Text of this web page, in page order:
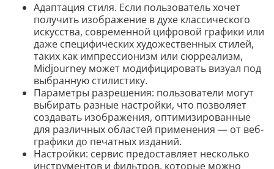
Адаптация стиля. Если пользователь хочет
получить изображение в духе классического
искусства, современной цифровой графики или
даже специфических художественных стилей,
таких как импрессионизм или сюрреализм,
Midjourney может модифицировать визуал под
выбранную стилистику.
Параметры разрешения: пользователи могут
выбирать разные настройки, что позволяет
создавать изображения, оптимизированные
для различных областей применения — от веб-
графики до печатных изданий.
Настройки: сервис предоставляет несколько
инструментов и фильтров, которые можно